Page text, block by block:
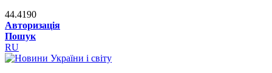
44.4190
Авторизація
Пошук
RU